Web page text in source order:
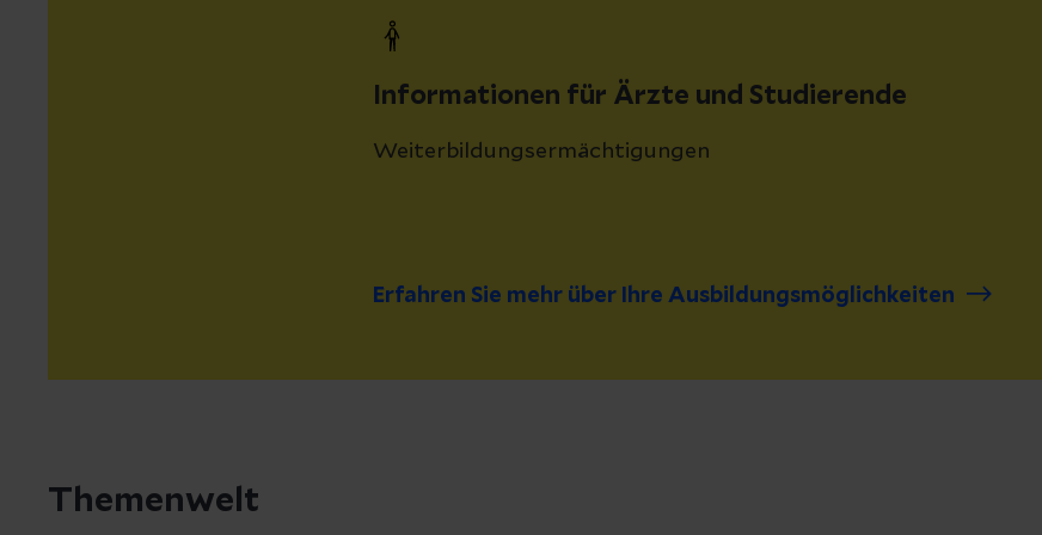
Informationen für Ärzte und Studierende
Weiterbildungsermächtigungen
Erfahren Sie mehr über Ihre Ausbildungsmöglichkeiten
Themenwelt